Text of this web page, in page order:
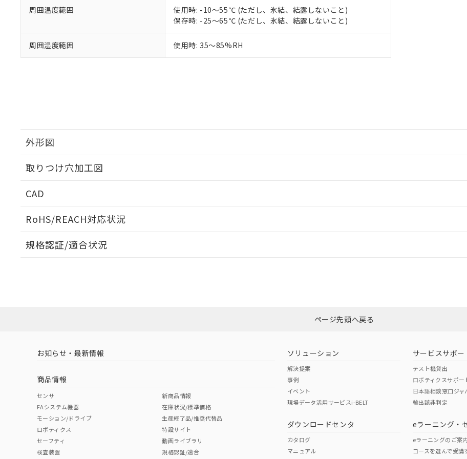
周囲温度範囲
使用時: -10～55℃ (ただし、氷結、結露しないこと)
保存時: -25～65℃ (ただし、氷結、結露しないこと)
周囲湿度範囲 使用時: 35～85%RH
外形図
取りつけ穴加工図
CAD
RoHS/REACH対応状況
EU RoHS 注意事項・凡例
ダウンロードはこちら
中国 RoHS 注意事項・凡例
中国 RoHS表
Pb Hg Cr(VI)
O
規格認証/適合状況
在庫状況および標準価格結果を当社の事前の承諾なく第三者に漏洩または開示しない
す。
マイパーツ機能（部品リスト作成サービス）をご利用いただくには、I-Webメンバー
お客様が当ウェブサイト上で当社にご登録された部品リストについて、当社および当
が、当社の製品・サービスに関するお客様との取引・商談に必要な範囲で利用するこ
部品在庫の切り替え状況などにより、予定月が前後することがあります。
※3 非含有証明書ダウンロード
また、RoHS指令のフタル酸エステル類４物質の対応では、対応完了までの期間は出荷製
既に当社にて対応品への在庫切替を完了していることから、特段のことがない限り、
「ｅ」：有害物質（10物質）のすべてが基準値以下であることを示します。
「10」：通常の使用状況下において有害物質が外部に漏えいし、環境に深刻な影響を及ぼ
味します。
たしません。
－
在庫なし(最新の在庫状況については、お客様のお取引先、またはお客様担当の
機器販売店・当社販売員にご確認ください)
空
白
受注生産機種、また在庫状況の情報を公開していない機種
ページ先頭へ戻る
お知らせ・最新情報
商品情報
センサ
FAシステム機器
モーション/ドライブ
ロボティクス
セーフティ
検査装置
新商品情報
在庫状況/標準価格
生産終了品/推奨代替品
特設サイト
動画ライブラリ
規格認証/適合
ソリューション
解決提案
事例
イベント
現場データ活用サービスi-BELT
ダウンロードセンタ
カタログ
マニュアル
サービスサポー
テスト機貸出
ロボティクスサポー
日本語相談窓口ジャ
輸出該非判定
eラーニング・
eラーニングのご案内
コースを選んで受講